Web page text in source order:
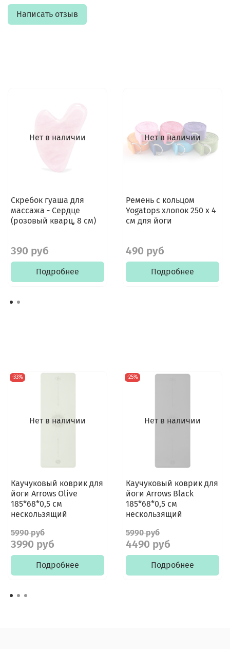
Написать отзыв
Нет в наличии
Скребок гуаша для
массажа - Сердце
(розовый кварц, 8 см)
390 руб
Подробнее
Нет в наличии
Ремень с кольцом
Yogatops хлопок 250 х 4
см для йоги
490 руб
Подробнее
Нет в наличии
-33%
Каучуковый коврик для
йоги Arrows Olive
185*68*0,5 см
нескользящий
5990 руб
3990 руб
Подробнее
Нет в наличии
-25%
Каучуковый коврик для
йоги Arrows Black
185*68*0,5 см
нескользящий
5990 руб
4490 руб
Подробнее